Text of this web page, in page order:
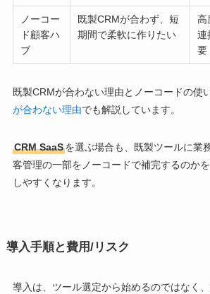
ノーコー
ド顧客ハ
ブ
既製CRMが合わず、短
期間で柔軟に作りたい
高
連
要
既製CRMが合わない理由とノーコードの使
が合わない理由でも解説しています。
CRM SaaSを選ぶ場合も、既製ツールに業
客管理の一部をノーコードで補完するのか
しやすくなります。
導入手順と費用/リスク
導入は、ツール選定から始めるのではなく